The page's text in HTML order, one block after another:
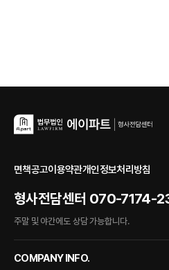
면책공고이용약관개인정보처리방침
COMPANY INFO.
형사전담센터 070-7174-
주말 및 야간에도 상담 가능합니다.